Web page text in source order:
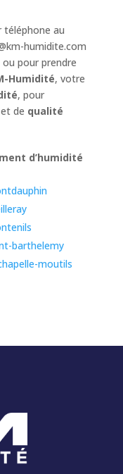
téléphone au
humidite.com
pour prendre
Humidité, votre
, pour
et de qualité
d’humidité
barthelemy
moutils